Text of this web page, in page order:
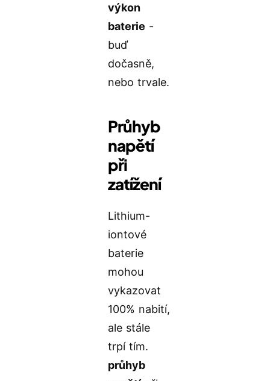
výkon
baterie -
buď
dočasně,
nebo trvale.
Průhyb
napětí
při
zatížení
Lithium-
iontové
baterie
mohou
vykazovat
100% nabití,
ale stále
trpí tím.
průhyb